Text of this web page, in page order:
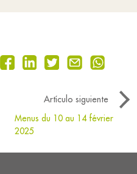
Artículo siguiente
Menus du 10 au 14 février
2025